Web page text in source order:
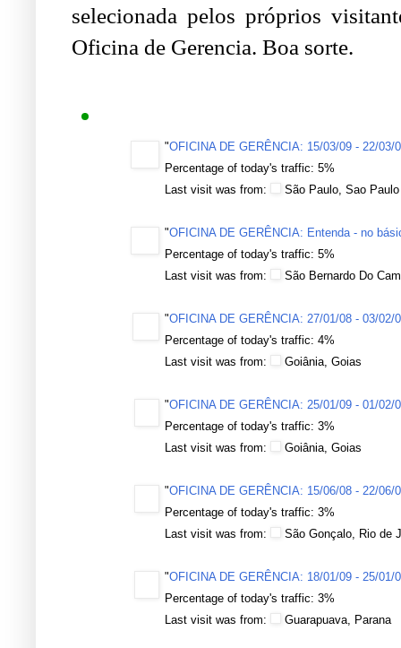
selecionada pelos próprios
Oficina de Gerencia. Boa sorte.
"OFICINA DE GERÊNCIA: 15/03/09 - 22/03/
Percentage of today's traffic: 5%
Last visit was from:
São Paulo, Sao Paulo
"OFICINA DE GERÊNCIA: Entenda - no
Percentage of today's traffic: 5%
Last visit was from:
São Bernardo Do
"OFICINA DE GERÊNCIA: 27/01/08 - 03/02/
Percentage of today's traffic: 4%
Last visit was from:
Goiânia, Goias
"OFICINA DE GERÊNCIA: 25/01/09 - 01/02/
Percentage of today's traffic: 3%
Last visit was from:
Goiânia, Goias
"OFICINA DE GERÊNCIA: 15/06/08 - 22/06/
Percentage of today's traffic: 3%
Last visit was from:
São Gonçalo, Rio de
"OFICINA DE GERÊNCIA: 18/01/09 - 25/01/
Percentage of today's traffic: 3%
Last visit was from:
Guarapuava, Parana